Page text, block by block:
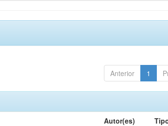
Anterior 1
Autor(es)